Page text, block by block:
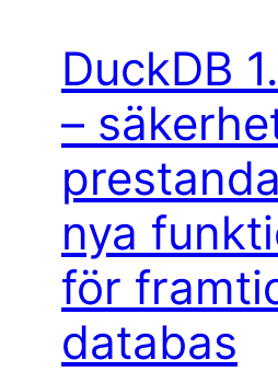
DuckDB
–
nya
för
databas